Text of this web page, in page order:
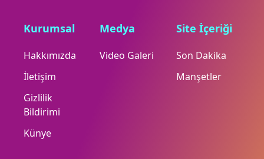
Kurumsal
Hakkımızda
İletişim
Gizlilik
Bildirimi
Künye
Medya
Video Galeri
Site İçeriği
Son Dakika
Manşetler